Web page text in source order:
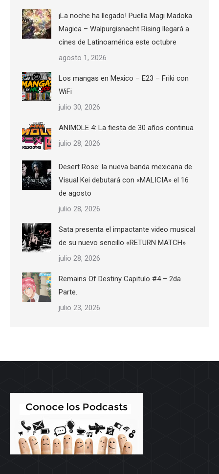
¡La noche ha llegado! Puella Magi Madoka
Magica – Walpurgisnacht Rising llegará a
cines de Latinoamérica este octubre
agosto 1, 2026
Los mangas en Mexico – E23 – Friki con
WiFi
julio 30, 2026
ANIMOLE 4: La fiesta de 30 años continua
julio 28, 2026
Desert Rose: la nueva banda mexicana de
Visual Kei debutará con «MALICIA» el 16
de agosto
julio 28, 2026
Sata presenta el impactante video musical
de su nuevo sencillo «RETURN MATCH»
julio 28, 2026
Remains Of Destiny Capitulo #4 – 2da
Parte.
julio 23, 2026